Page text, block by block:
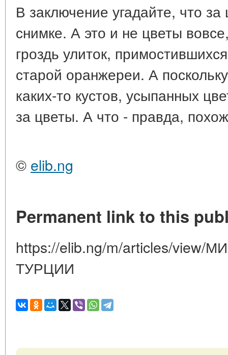
В заключение угадайте, что
снимке. А это и не цветы
гроздь улиток,
старой оранжереи. А
каких-то кустов, усыпанных
за цветы. А что - правда,
© elib.ng
Permanent link to this
https://elib.ng/m/articles/
ТУРЦИИ